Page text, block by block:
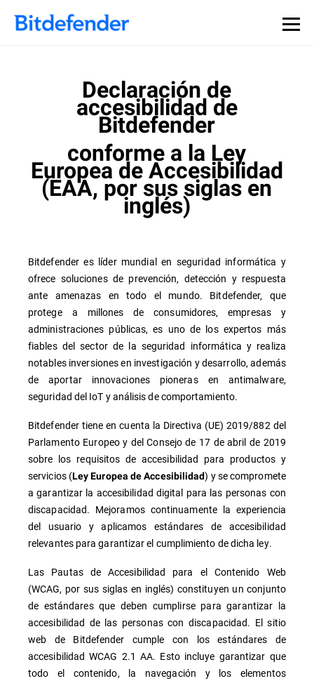
Declaración de
accesibilidad de
Bitdefender
conforme a la Ley
Europea de Accesibilidad
(EAA, por sus siglas en
inglés)
Bitdefender es líder mundial en seguridad informática y
ofrece soluciones de prevención, detección y respuesta
ante amenazas en todo el mundo. Bitdefender, que
protege a millones de consumidores, empresas y
administraciones públicas, es uno de los expertos más
fiables del sector de la seguridad informática y realiza
notables inversiones en investigación y desarrollo, además
de aportar innovaciones pioneras en antimalware,
seguridad del IoT y análisis de comportamiento.
Bitdefender tiene en cuenta la Directiva (UE) 2019/882 del
Parlamento Europeo y del Consejo de 17 de abril de 2019
sobre los requisitos de accesibilidad para productos y
servicios (Ley Europea de Accesibilidad) y se compromete
a garantizar la accesibilidad digital para las personas con
discapacidad. Mejoramos continuamente la experiencia
del usuario y aplicamos estándares de accesibilidad
relevantes para garantizar el cumplimiento de dicha ley.
Las Pautas de Accesibilidad para el Contenido Web
(WCAG, por sus siglas en inglés) constituyen un conjunto
de estándares que deben cumplirse para garantizar la
accesibilidad de las personas con discapacidad. El sitio
web de Bitdefender cumple con los estándares de
accesibilidad WCAG 2.1 AA. Esto incluye garantizar que
todo el contenido, la navegación y los elementos